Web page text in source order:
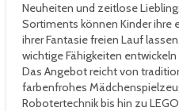
Neuheiten und zeitlose
Sortiments können Kinder ihre
ihrer Fantasie freien Lauf
wichtige Fähigkeiten
Das Angebot reicht von
farbenfrohes
Robotertechnik bis hin zu